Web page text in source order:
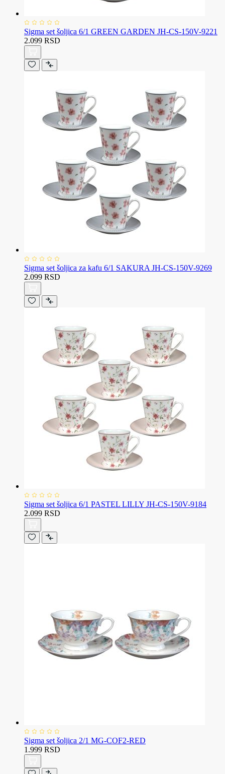
Sigma set šoljica 6/1 GREEN GARDEN JH-CS-150V-9221
2.099 RSD
Sigma set šoljica za kafu 6/1 SAKURA JH-CS-150V-9269
2.099 RSD
Sigma set šoljica 6/1 PASTEL LILLY JH-CS-150V-9184
2.099 RSD
Sigma set šoljica 2/1 MG-COF2-RED
1.999 RSD